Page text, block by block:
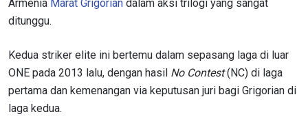
Armenia Marat Grigorian dalam aksi trilogi yang sangat
ditunggu.
Kedua striker elite ini bertemu dalam sepasang laga di luar
ONE pada 2013 lalu, dengan hasil No Contest(NC) di laga
pertama dan kemenangan via keputusan juri bagi Grigorian di
laga kedua.